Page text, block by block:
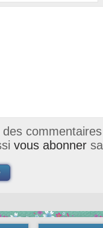
vous abonner